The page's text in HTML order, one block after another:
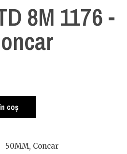
8M 1176 -
coș
50MM, Concar